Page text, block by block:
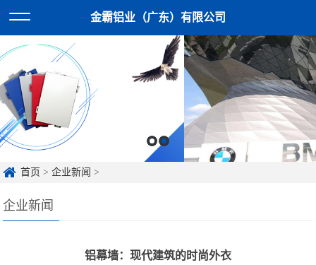
金霸铝业（广东）有限公司
首页 >企业新闻 >
企业新闻
铝幕墙：现代建筑的时尚外衣